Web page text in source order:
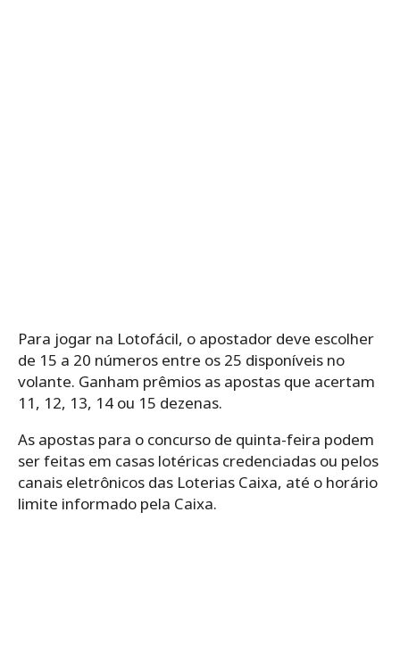
Para jogar na Lotofácil, o apostador deve escolher
de 15 a 20 números entre os 25 disponíveis no
volante. Ganham prêmios as apostas que acertam
11, 12, 13, 14 ou 15 dezenas.
As apostas para o concurso de quinta-feira podem
ser feitas em casas lotéricas credenciadas ou pelos
canais eletrônicos das Loterias Caixa, até o horário
limite informado pela Caixa.